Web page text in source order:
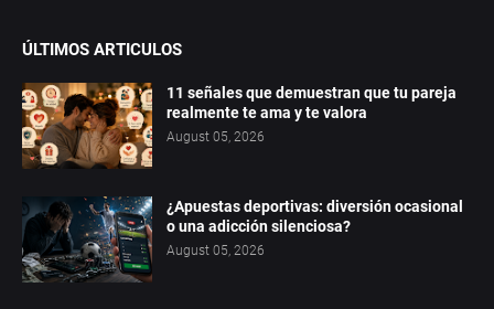
ÚLTIMOS ARTICULOS
11 señales que demuestran que tu pareja
realmente te ama y te valora
August 05, 2026
¿Apuestas deportivas: diversión ocasional
o una adicción silenciosa?
August 05, 2026